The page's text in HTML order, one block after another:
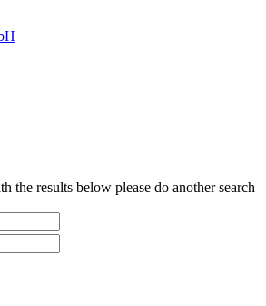
the results below please do another search